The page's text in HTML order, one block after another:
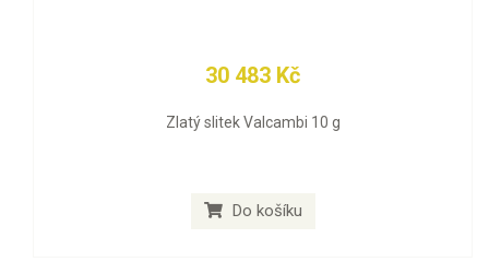
30 483 Kč
Zlatý slitek Valcambi 10 g
Do košíku